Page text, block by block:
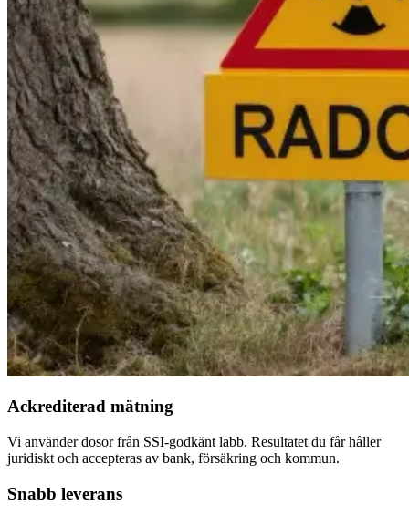
Ackrediterad mätning
Vi använder dosor från SSI-godkänt labb. Resultatet du får håller
juridiskt och accepteras av bank, försäkring och kommun.
Snabb leverans